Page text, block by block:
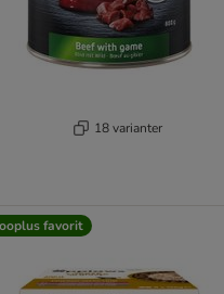
18 varianter
favorit